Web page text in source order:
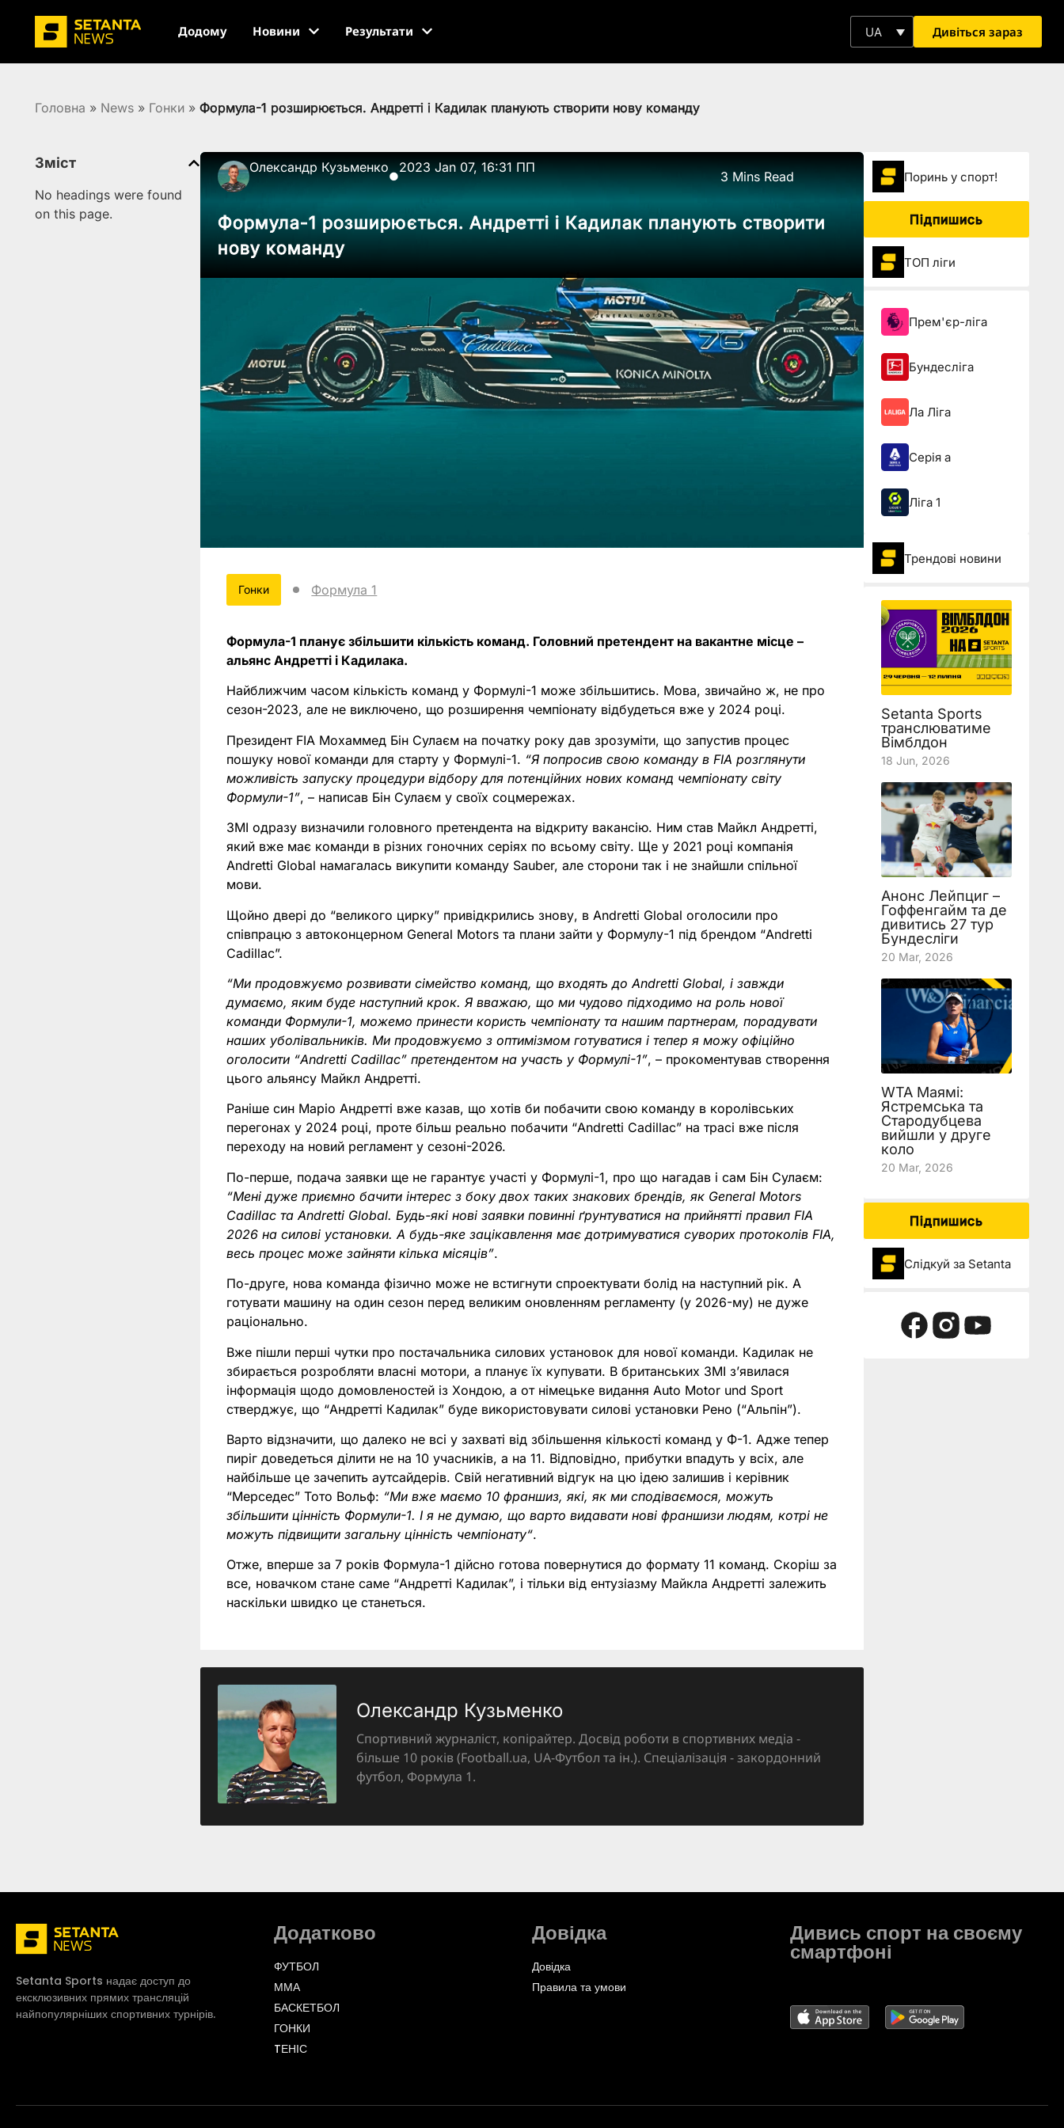
Додому Новини Результати UA Дивіться зараз
Головна » News » Гонки » Формула-1 розширюється. Андретті і Кадилак планують створити нову команду
Зміст
No headings were found
on this page.
Олександр Кузьменко
●
2023 Jan 07, 16:31 ПП
3 Mins Read
Формула-1 розширюється. Андретті і Кадилак планують створити
нову команду
Гонки Формула 1
Формула-1 планує збільшити кількість команд. Головний претендент на вакантне місце –
альянс Андретті і Кадилака.
Найближчим часом кількість команд у Формулі-1 може збільшитись. Мова, звичайно ж, не про
сезон-2023, але не виключено, що розширення чемпіонату відбудеться вже у 2024 році.
Президент FIA Мохаммед Бін Сулаєм на початку року дав зрозуміти, що запустив процес
пошуку нової команди для старту у Формулі-1. “Я попросив свою команду в FIA розглянути
можливість запуску процедури відбору для потенційних нових команд чемпіонату світу
Формули-1”, – написав Бін Сулаєм у своїх соцмережах.
ЗМІ одразу визначили головного претендента на відкриту вакансію. Ним став Майкл Андретті,
який вже має команди в різних гоночних серіях по всьому світу. Ще у 2021 році компанія
Andretti Global намагалась викупити команду Sauber, але сторони так і не знайшли спільної
мови.
Щойно двері до “великого цирку” привідкрились знову, в Andretti Global оголосили про
співпрацю з автоконцерном General Motors та плани зайти у Формулу-1 під брендом “Andretti
Cadillac”.
“Ми продовжуємо розвивати сімейство команд, що входять до Andretti Global, і завжди
думаємо, яким буде наступний крок. Я вважаю, що ми чудово підходимо на роль нової
команди Формули-1, можемо принести користь чемпіонату та нашим партнерам, порадувати
наших уболівальників. Ми продовжуємо з оптимізмом готуватися і тепер я можу офіційно
оголосити “Andretti Cadillac” претендентом на участь у Формулі-1”, – прокоментував створення
цього альянсу Майкл Андретті.
Раніше син Маріо Андретті вже казав, що хотів би побачити свою команду в королівських
перегонах у 2024 році, проте більш реально побачити “Andretti Cadillac” на трасі вже після
переходу на новий регламент у сезоні-2026.
По-перше, подача заявки ще не гарантує участі у Формулі-1, про що нагадав і сам Бін Сулаєм:
“Мені дуже приємно бачити інтерес з боку двох таких знакових брендів, як General Motors
Cadillac та Andretti Global. Будь-які нові заявки повинні ґрунтуватися на прийнятті правил FIA
2026 на силові установки. А будь-яке зацікавлення має дотримуватися суворих протоколів FIA,
весь процес може зайняти кілька місяців”.
По-друге, нова команда фізично може не встигнути спроектувати болід на наступний рік. А
готувати машину на один сезон перед великим оновленням регламенту (у 2026-му) не дуже
раціонально.
Вже пішли перші чутки про постачальника силових установок для нової команди. Кадилак не
збирається розробляти власні мотори, а планує їх купувати. В британських ЗМІ з’явилася
інформація щодо домовленостей із Хондою, а от німецьке видання Auto Motor und Sport
стверджує, що “Андретті Кадилак” буде використовувати силові установки Рено (“Альпін”).
Варто відзначити, що далеко не всі у захваті від збільшення кількості команд у Ф-1. Адже тепер
пиріг доведеться ділити не на 10 учасників, а на 11. Відповідно, прибутки впадуть у всіх, але
найбільше це зачепить аутсайдерів. Свій негативний відгук на цю ідею залишив і керівник
“Мерседес” Тото Вольф: “Ми вже маємо 10 франшиз, які, як ми сподіваємося, можуть
збільшити цінність Формули-1. І я не думаю, що варто видавати нові франшизи людям, котрі не
можуть підвищити загальну цінність чемпіонату“.
Отже, вперше за 7 років Формула-1 дійсно готова повернутися до формату 11 команд. Скоріш за
все, новачком стане саме “Андретті Кадилак”, і тільки від ентузіазму Майкла Андретті залежить
наскільки швидко це станеться.
Олександр Кузьменко
Спортивний журналіст, копірайтер. Досвід роботи в спортивних медіа -
більше 10 років (Football.ua, UA-Футбол та ін.). Спеціалізація - закордонний
футбол, Формула 1.
Поринь у спорт!
Підпишись
ТОП ліги
Прем'єр-ліга
Бундесліга
Ла Ліга
Серія а
Ліга 1
Трендові новини
Setanta Sports
транслюватиме
Вімблдон
18 Jun, 2026
Анонс Лейпциг –
Гоффенгайм та де
дивитись 27 тур
Бундесліги
20 Mar, 2026
WTA Маямі:
Ястремська та
Стародубцева
вийшли у друге
коло
20 Mar, 2026
Підпишись
Слідкуй за Setanta
Setanta Sports надає доступ до
ексклюзивних прямих трансляцій
найпопулярніших спортивних турнірів.
Додатково
ФУТБОЛ
ММА
БАСКЕТБОЛ
ГОНКИ
TЕНІС
Довідка
Довідка
Правила та умови
Дивись спорт на своєму
смартфоні